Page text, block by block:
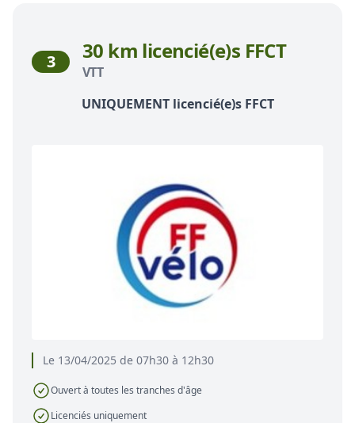
Le 13/04/2025 de 07h30 à 12h30
Ouvert à toutes les tranches d'âge
Licenciés uniquement
3 30 km licencié(e)s FFCT
VTT
UNIQUEMENT licencié(e)s FFCT